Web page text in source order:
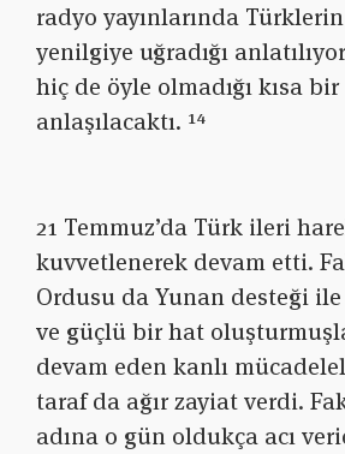
radyo yayınlarında
yenilgiye uğradığı
hiç de öyle olmadığı kısa
anlaşılacaktı. ¹⁴
21 Temmuz’da Türk ileri
kuvvetlenerek devam etti.
Ordusu da Yunan desteği
ve güçlü bir hat
devam eden kanlı
taraf da ağır zayiat verdi.
adına o gün oldukça acı